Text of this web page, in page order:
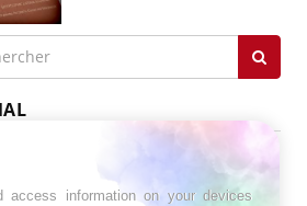
information on your devices